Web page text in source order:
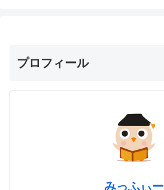
プロフィール
みっふぃー